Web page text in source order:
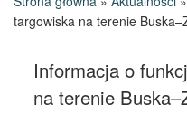
targowiska na terenie
Informacja o
na terenie